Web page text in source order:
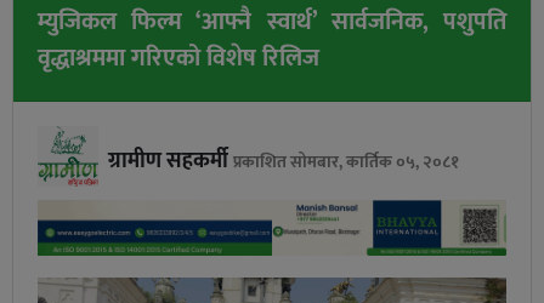
म्युजिकल फिल्म ‘आफ्नै स्वार्थ’ सार्वजनिक, पशुपति
वृद्धाश्रममा गरिएको विशेष रिलिज
ग्रामीण सहकर्मीप्रकाशित सोमबार, कार्तिक ०५, २०८१